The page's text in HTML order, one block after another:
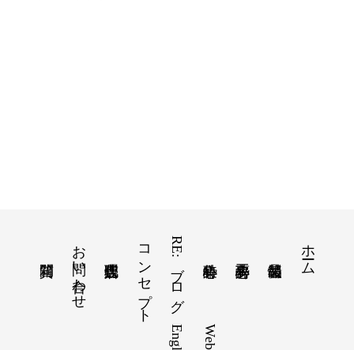
ホーム
RE:ブログ
コンセプト
お問い合わせ